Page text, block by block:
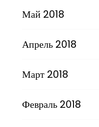
Май 2018
Апрель 2018
Март 2018
Февраль 2018